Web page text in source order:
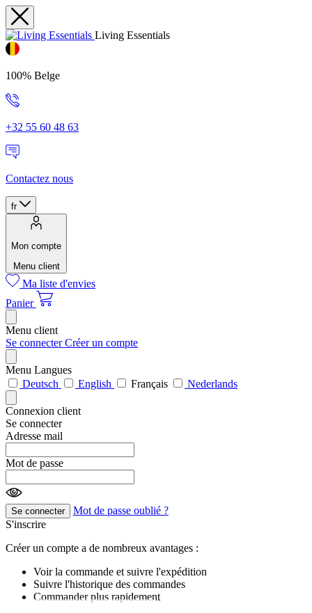
Living Essentials
100% Belge
+32 55 60 48 63
Contactez nous
fr
Mon compte
Menu client
Ma liste d'envies
Panier
Menu client
Se connecterCréer un compte
Menu Langues
Deutsch
English Français Nederlands
Connexion client
Se connecter
Adresse mail
Mot de passe
Se connecter
Mot de passe oublié ?
S'inscrire
Créer un compte a de nombreux avantages :
Voir la commande et suivre l'expédition
Suivre l'historique des commandes
Commander plus rapidement